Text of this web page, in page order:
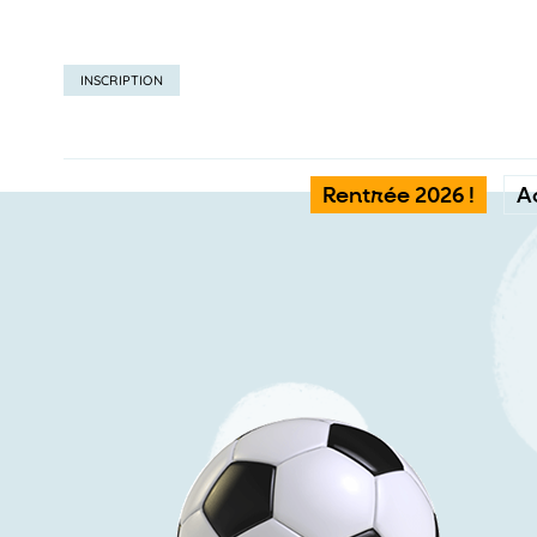
Rentrée 2026 !
INSCRIPTION